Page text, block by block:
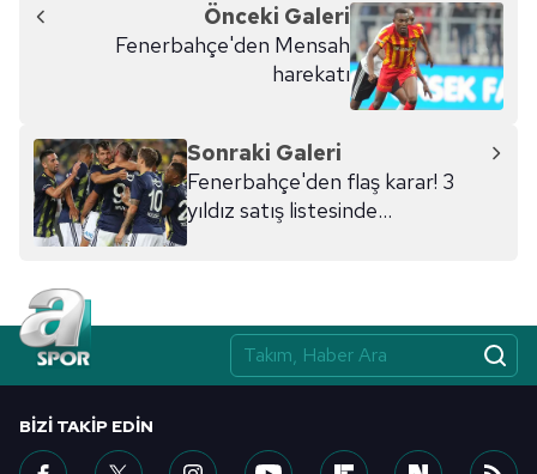
Önceki Galeri
Fenerbahçe'den Mensah
harekatı
Sonraki Galeri
Fenerbahçe'den flaş karar! 3
yıldız satış listesinde...
BIZI TAKIP EDIN